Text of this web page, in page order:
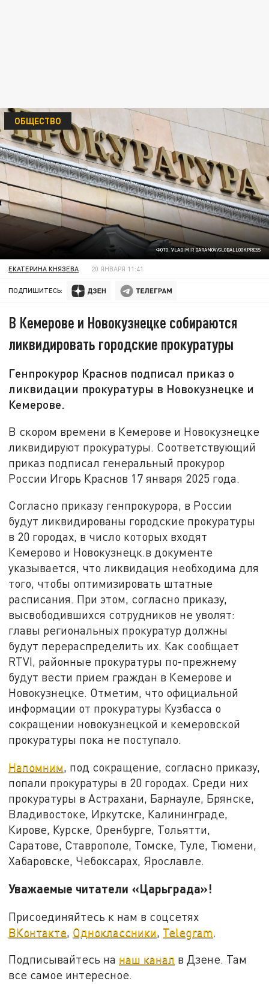
ФОТО: VLADIMIR BARANOV/GLOBALLOOKPRESS
ОБЩЕСТВО
ЕКАТЕРИНА КНЯЗЕВА 20 ЯНВАРЯ 11:41
ПОДПИШИТЕСЬ:
В Кемерове и Новокузнецке собираются
ликвидировать городские прокуратуры
Генпрокурор Краснов подписал приказ о
ликвидации прокуратуры в Новокузнецке и
Кемерове.
В скором времени в Кемерове и Новокузнецке
ликвидируют прокуратуры. Соответствующий
приказ подписал генеральный прокурор
России Игорь Краснов 17 января 2025 года.
Согласно приказу генпрокурора, в России
будут ликвидированы городские прокуратуры
в 20 городах, в число которых входят
Кемерово и Новокузнецк.в документе
указывается, что ликвидация необходима для
того, чтобы оптимизировать штатные
расписания. При этом, согласно приказу,
высвободившихся сотрудников не уволят:
главы региональных прокуратур должны
будут перераспределить их. Как сообщает
RTVI, районные прокуратуры по-прежнему
будут вести прием граждан в Кемерове и
Новокузнецке. Отметим, что официальной
информации от прокуратуры Кузбасса о
сокращении новокузнецкой и кемеровской
прокуратуры пока не поступало.
Напомним, под сокращение, согласно приказу,
попали прокуратуры в 20 городах. Среди них
прокуратуры в Астрахани, Барнауле, Брянске,
Владивостоке, Иркутске, Калининграде,
Кирове, Курске, Оренбурге, Тольятти,
Саратове, Ставрополе, Томске, Туле, Тюмени,
Хабаровске, Чебоксарах, Ярославле.
Уважаемые читатели «Царьграда»!
Присоединяйтесь к нам в соцсетях
ВКонтакте Одноклассники Telegram
Подписывайтесь на наш канал в Дзене. Там
все самое интересное.